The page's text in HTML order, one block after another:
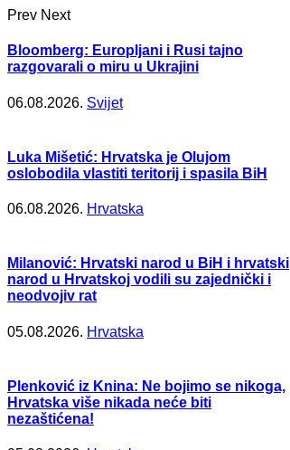
Prev Next
Bloomberg: Europljani i Rusi tajno
razgovarali o miru u Ukrajini
06.08.2026. Svijet
Luka Mišetić: Hrvatska je Olujom
oslobodila vlastiti teritorij i spasila BiH
06.08.2026. Hrvatska
Milanović: Hrvatski narod u BiH i hrvatski
narod u Hrvatskoj vodili su zajednički i
neodvojiv rat
05.08.2026. Hrvatska
Plenković iz Knina: Ne bojimo se nikoga,
Hrvatska više nikada neće biti
nezaštićena!